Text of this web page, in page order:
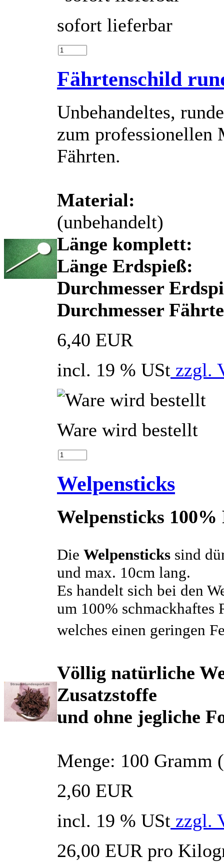
sofort lieferbar
Fährtenschild
Unbehandeltes,
zum professionellen
Fährten.
Material:
(unbehandelt)
Länge komplett:
Länge Erdspieß:
Durchmesser
Durchmesser
6,40 EUR
incl. 19 % USt zzgl.
Ware wird bestellt
Welpensticks
Welpensticks 100%
Die Welpensticks sind
und max. 10cm lang.
Es handelt sich bei den
um 100% schmackhaftes
welches einen geringen
Völlig natürliche
Zusatzstoffe
und ohne jegliche
Menge: 100 Gramm
2,60 EUR
incl. 19 % USt zzgl.
26,00 EUR pro